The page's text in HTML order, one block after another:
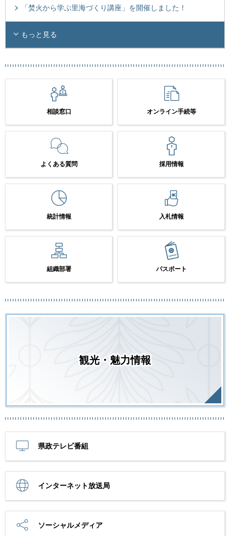
「焚火から学ぶ里海づくり講座」を開催しました！
もっと見る
相談窓口 オンライン手続等
よくある質問 採用情報
統計情報 入札情報
組織部署 パスポート
観光・魅力情報
県政テレビ番組
インターネット放送局
ソーシャルメディア